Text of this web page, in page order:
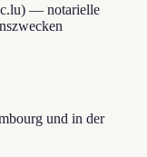
— notarielle
und in der